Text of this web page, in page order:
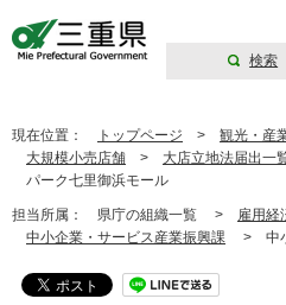
検索
現在位置： トップページ > 観光・産
大規模小売店舗 > 大店立地法届出一
パーク七里御浜モール
担当所属： 県庁の組織一覧 > 雇用経
中小企業・サービス産業振興課 > 中